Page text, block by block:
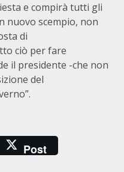
e compirà tutti gli
nuovo scempio, non
di
ciò per fare
il presidente -che non
del
Post